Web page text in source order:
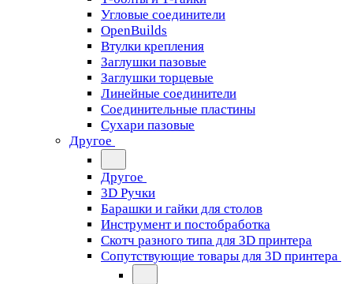
Угловые соединители
OpenBuilds
Втулки крепления
Заглушки пазовые
Заглушки торцевые
Линейные соединители
Соединительные пластины
Сухари пазовые
Другое
Другое
3D Ручки
Барашки и гайки для столов
Инструмент и постобработка
Скотч разного типа для 3D принтера
Сопутствующие товары для 3D принтера